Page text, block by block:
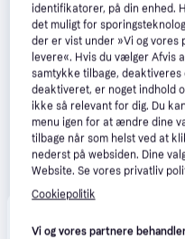
Fri fragt
identifikatorer, på din enhed.
det muligt for
der er vist under »Vi og
levere«. Hvis du vælger Afvis
samtykke tilbage,
deaktiveret, er noget indhold
ikke så relevant for dig. Du
menu igen for at ændre dine
tilbage når som helst ved at
nederst på websiden. Dine
Website. Se vores privatliv
Cookiepolitik
Vi og vores partnere